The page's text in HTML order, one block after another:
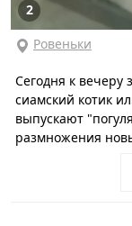
2
Ровеньки
Сегодня к
сиамский котик
выпускают
размножения